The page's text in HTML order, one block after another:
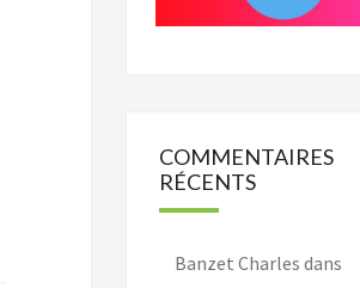
COMMENTAIRES
RÉCENTS
Banzet Charles dans